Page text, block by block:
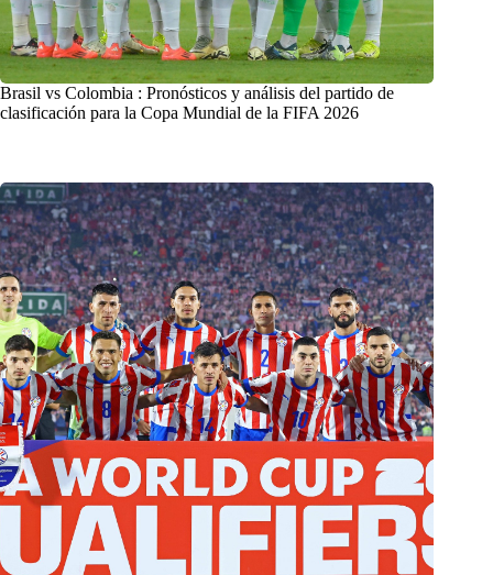
Brasil vs Colombia : Pronósticos y análisis del partido de
clasificación para la Copa Mundial de la FIFA 2026